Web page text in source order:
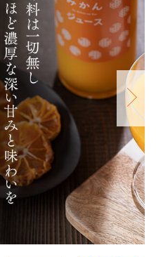
を続ける
認する
柑橘
お歳暮
う
(桃)
わせみかん）
ル